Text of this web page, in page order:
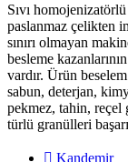
Sıvı
paslanmaz çelikten
sınırı olmayan
besleme
vardır. Ürün
sabun, deterjan,
pekmez, tahin, reçel
türlü granülleri
Kandemir